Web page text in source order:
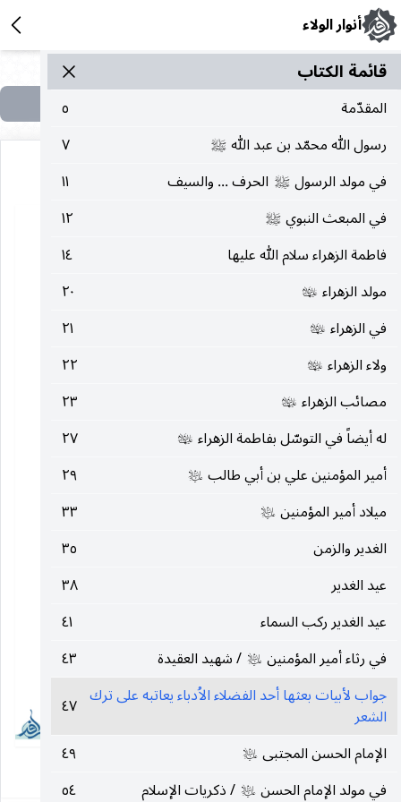
أنوار الولاء
قائمة الکتاب
المقدّمة
٥
رسول الله محمّد بن عبد الله صلى‌الله‌عليه‌وآله
٧
في مولد الرسول صلى‌الله‌عليه‌وآله الحرف ... والسيف
١١
في المبعث النبوي صلى‌الله‌عليه‌وآله
١٢
فاطمة الزهراء سلام الله عليها
١٤
مولد الزهراء عليها‌السلام
٢٠
في الزهراء عليها‌السلام
٢١
ولاء الزهراء عليها‌السلام
٢٢
مصائب الزهراء عليها‌السلام
٢٣
له أيضاً في التوسّل بفاطمة الزهراء عليها‌السلام
٢٧
أمير المؤمنين علي بن أبي طالب عليه‌السلام
٢٩
ميلاد أمير المؤمنين عليه‌السلام
٣٣
الغدير والزمن
٣٥
عيد الغدير
٣٨
عيد الغدير ركب السماء
٤١
في رثاء أمير المؤمنين عليه‌السلام / شهيد العقيدة
٤٣
جواب لأبيات بعثها أحد الفضلاء الاُدباء يعاتبه على ترك
الشعر
٤٧
الإمام الحسن المجتبى عليه‌السلام
٤٩
في مولد الإمام الحسن عليه‌السلام / ذكريات الإسلام ٥٤ ٤٨